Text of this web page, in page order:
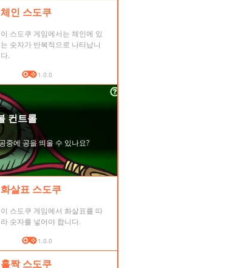
체인 스도쿠
이 스도쿠 게임에서는 체인에 있
는 숫자가 반복적으로 나타납니
다.
버전: 1.0.0
화살표 스도쿠
이 스도쿠 게임에서 화살표를 따
라 숫자를 넣어야 합니다.
버전: 1.0.0
홀짝 스도쿠